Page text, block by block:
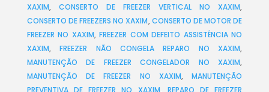
XAXIM, CONSERTO DE FREEZER VERTICAL NO XAXIM,
CONSERTO DE FREEZERS NO XAXIM,CONSERTO DE MOTOR DE
FREEZER NO XAXIM,FREEZER COM DEFEITO ASSISTÊNCIA NO
XAXIM,FREEZER NÃO CONGELA REPARO NO XAXIM,
MANUTENÇÃO DE FREEZER CONGELADOR NO XAXIM,
MANUTENÇÃO DE FREEZER NO XAXIM,MANUTENÇÃO
PREVENTIVA DE FREEZER NO XAXIM, REPARO DE FREEZER